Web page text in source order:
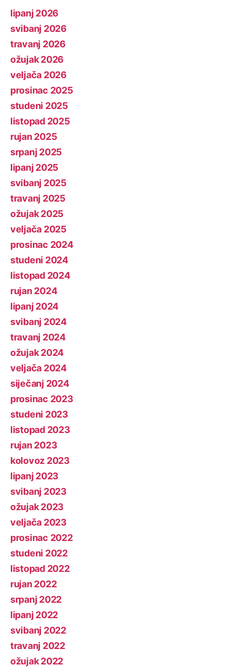
lipanj 2026
svibanj 2026
travanj 2026
ožujak 2026
veljača 2026
prosinac 2025
studeni 2025
listopad 2025
rujan 2025
srpanj 2025
lipanj 2025
svibanj 2025
travanj 2025
ožujak 2025
veljača 2025
prosinac 2024
studeni 2024
listopad 2024
rujan 2024
lipanj 2024
svibanj 2024
travanj 2024
ožujak 2024
veljača 2024
siječanj 2024
prosinac 2023
studeni 2023
listopad 2023
rujan 2023
kolovoz 2023
lipanj 2023
svibanj 2023
ožujak 2023
veljača 2023
prosinac 2022
studeni 2022
listopad 2022
rujan 2022
srpanj 2022
lipanj 2022
svibanj 2022
travanj 2022
ožujak 2022